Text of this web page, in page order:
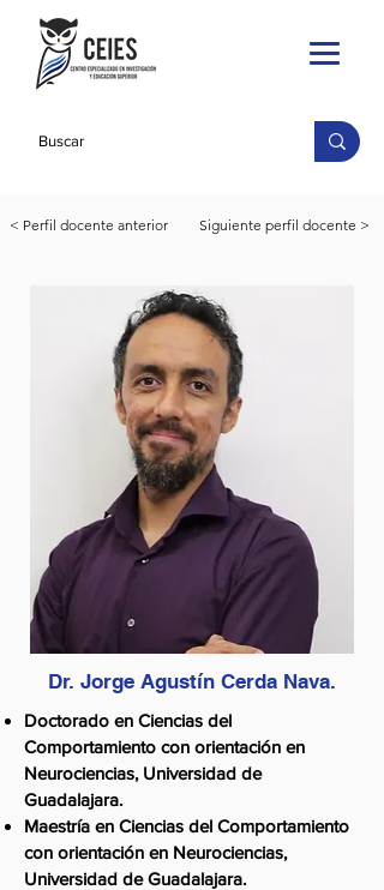
< Perfil docente anterior Siguiente perfil docente >
Dr. Jorge Agustín Cerda Nava.
Doctorado en Ciencias del
Comportamiento con orientación en
Neurociencias, Universidad de
Guadalajara.
Maestría en Ciencias del Comportamiento
con orientación en Neurociencias,
Universidad de Guadalajara.